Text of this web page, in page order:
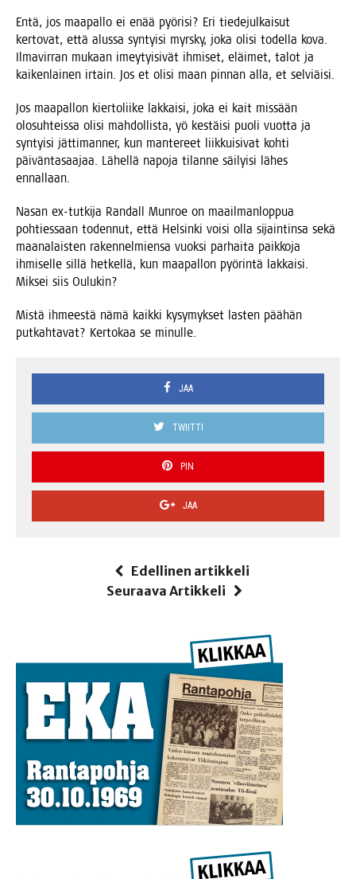
Entä, jos maa­pal­lo ei enää pyö­ri­si? Eri tie­de­jul­kai­sut
ker­to­vat, että alus­sa syn­tyi­si myrs­ky, joka oli­si todel­la kova.
Ilma­vir­ran mukaan imey­tyi­si­vät ihmi­set, eläi­met, talot ja
kai­ken­lai­nen irtain. Jos et oli­si maan pin­nan alla, et selviäisi.
Jos maa­pal­lon kier­to­lii­ke lak­kai­si, joka ei kait mis­sään
olo­suh­teis­sa oli­si mah­dol­lis­ta, yö kes­täi­si puo­li vuot­ta ja
syn­tyi­si jät­ti­man­ner, kun man­te­reet liik­kui­si­vat koh­ti
päi­vän­ta­saa­jaa. Lähel­lä napo­ja tilan­ne säi­lyi­si lähes
ennallaan.
Nasan ex-tut­ki­ja Ran­dall Mun­roe on maa­il­man­lop­pua
poh­ties­saan toden­nut, että Hel­sin­ki voi­si olla sijain­tin­sa sekä
maa­na­lais­ten raken­nel­mien­sa vuok­si par­hai­ta paik­ko­ja
ihmi­sel­le sil­lä het­kel­lä, kun maa­pal­lon pyö­rin­tä lak­kai­si.
Mik­sei siis Oulukin?
Mis­tä ihmees­tä nämä kaik­ki kysy­myk­set las­ten pää­hän
put­kah­ta­vat? Ker­to­kaa se minulle.
JAA
TWIITTI
PIN
JAA
Edellinen artikkeli
Seuraava Artikkeli